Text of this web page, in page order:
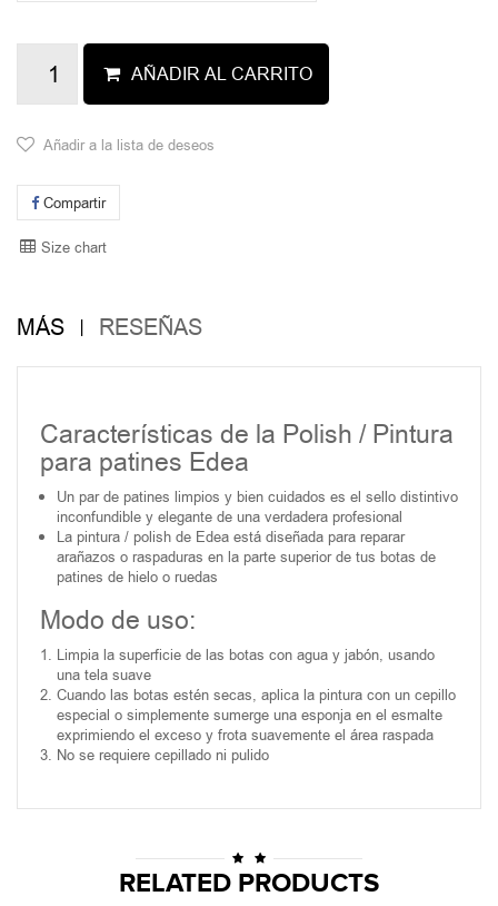
AÑADIR AL CARRITO
Añadir a la lista de deseos
Compartir
Size chart
MÁS RESEÑAS
Características de la Polish / Pintura
para patines Edea
Un par de patines limpios y bien cuidados es el sello distintivo
inconfundible y elegante de una verdadera profesional
La pintura / polish de Edea está diseñada para reparar
arañazos o raspaduras en la parte superior de tus botas de
patines de hielo o ruedas
Modo de uso:
Limpia la superficie de las botas con agua y jabón, usando
una tela suave
Cuando las botas estén secas, aplica la pintura con un cepillo
especial o simplemente sumerge una esponja en el esmalte
exprimiendo el exceso y frota suavemente el área raspada
No se requiere cepillado ni pulido
RELATED PRODUCTS